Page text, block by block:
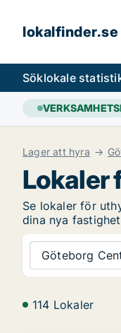
lokalfinder.se
Söklokale
Lager att hyra
Lokaler
Se lokaler för
dina nya
Göteborg
114 Lokaler